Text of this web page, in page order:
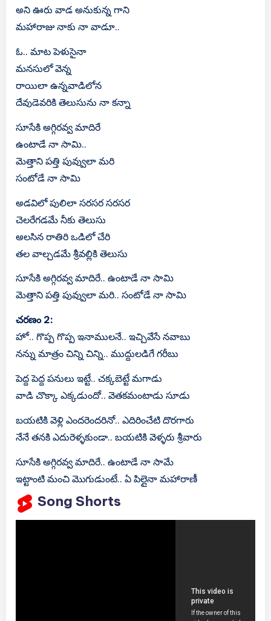
అని ఊరు వాడ అనుకున్న గాని
మహారాజు నాకు నా వాడూ..
ఓ.. మాట పెళుసైనా
మనసులో వెన్న
రాయిలా ఉన్నవాడిలోన
దేవుడెవరికి తెలుసును నా కన్నా
సూసేకి అగ్గిరవ్వ మాదిరే
ఉంటాడే నా సామి..
మెత్తాని పత్తి పువ్వులా మరి
సంటోడే నా సామి
అడవిలో పులిలా సరసర సరసర
చెలరేగడమే నీకు తెలుసు
అలసిన రాతిరి ఒడిలో చేరి
తల వాల్చడమే శ్రీవల్లికి తెలుసు
సూసేకి అగ్గిరవ్వ మాదిరే.. ఉంటాడే నా సామి
మెత్తాని పత్తి పువ్వులా మరి.. సంటోడే నా సామి
చరణం 2:
హో.. గొప్ప గొప్ప ఇనాములనే.. ఇచ్చివేసే నవాబు
నన్ను మాత్రం చిన్ని చిన్ని.. ముద్దులడిగే గరీబు
పెద్ద పెద్ద పనులు ఇట్టే.. చక్కబెట్టే మగాడు
వాడి చొక్కా ఎక్కడుందో.. వెతకమంటాడు సూడు
బయటికి వెళ్లి ఎందరెందరినో.. ఎదిరించేటి దొరగారు
నేనే తనకి ఎదురెళ్ళకుండా.. బయటికి వెళ్ళరు శ్రీవారు
సూసేకి అగ్గిరవ్వ మాదిరే.. ఉంటాడే నా సామే
ఇట్టాంటి మంచి మొగుడుంటే.. ఏ పిల్లైనా మహారాణీ
Song Shorts